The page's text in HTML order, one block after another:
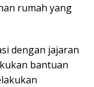
rumah yang
dengan jajaran
bantuan